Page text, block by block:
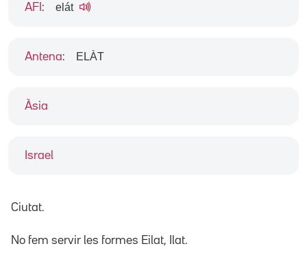
Àsia
Israel
AFI : elát
Antena: ELÀT
Ciutat.
No fem servir les formes Eilat, Ilat.